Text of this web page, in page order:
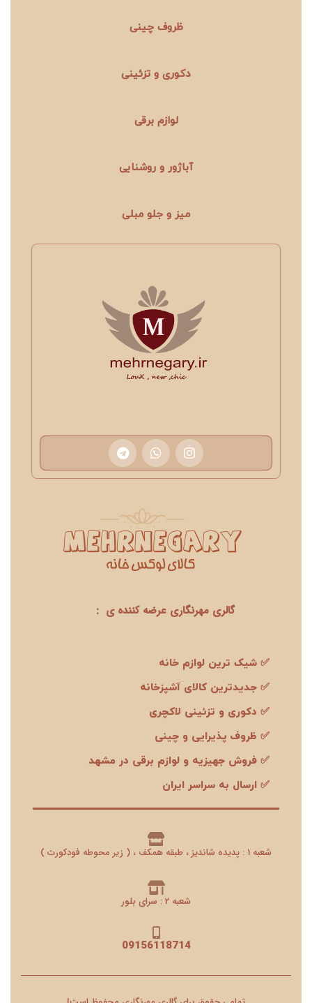
ظروف چینی
دکوری و تزئینی
لوازم برقی
آباژور و روشنایی
میز و جلو مبلی
گالری مهرنگاری عرضه کننده ی :
✅ شیک ترین لوازم خانه
✅ جدیدترین کالای آشپزخانه
✅ دکوری و تزئینی لاکچری
✅ ظروف پذیرایی و چینی
✅ فروش جهیزیه و لوازم برقی در مشهد
✅ ارسال به سراسر ایران
شعبه 1 : پدیده شاندیز ، طبقه همکف ، ( زیر محوطه فودکورت )
شعبه 2 : سرای بلور
09156118714